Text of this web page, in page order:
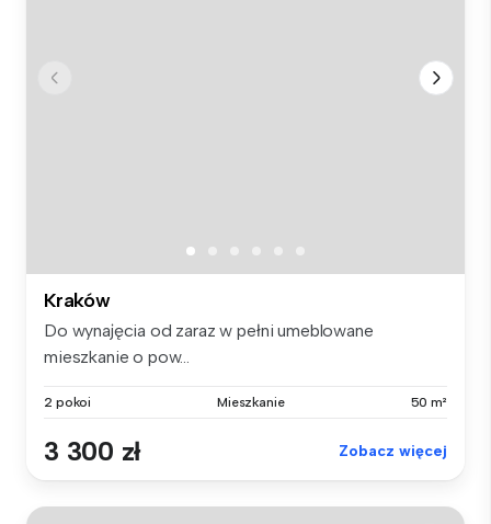
Kraków
Do wynajęcia od zaraz w pełni umeblowane
mieszkanie o pow...
2 pokoi Mieszkanie 50 m²
3 300 zł Zobacz więcej